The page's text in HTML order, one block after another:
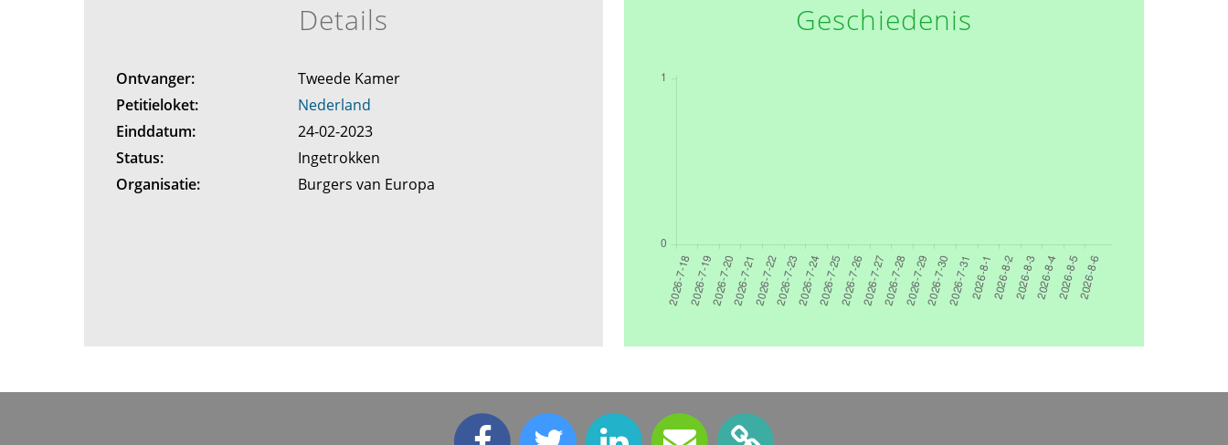
Details
Ontvanger:
Tweede Kamer
Petitieloket:
Nederland
Einddatum:
24-02-2023
Status:
Ingetrokken
Organisatie:
Burgers van Europa
Geschiedenis